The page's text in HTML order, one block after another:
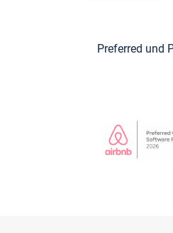
Preferred und